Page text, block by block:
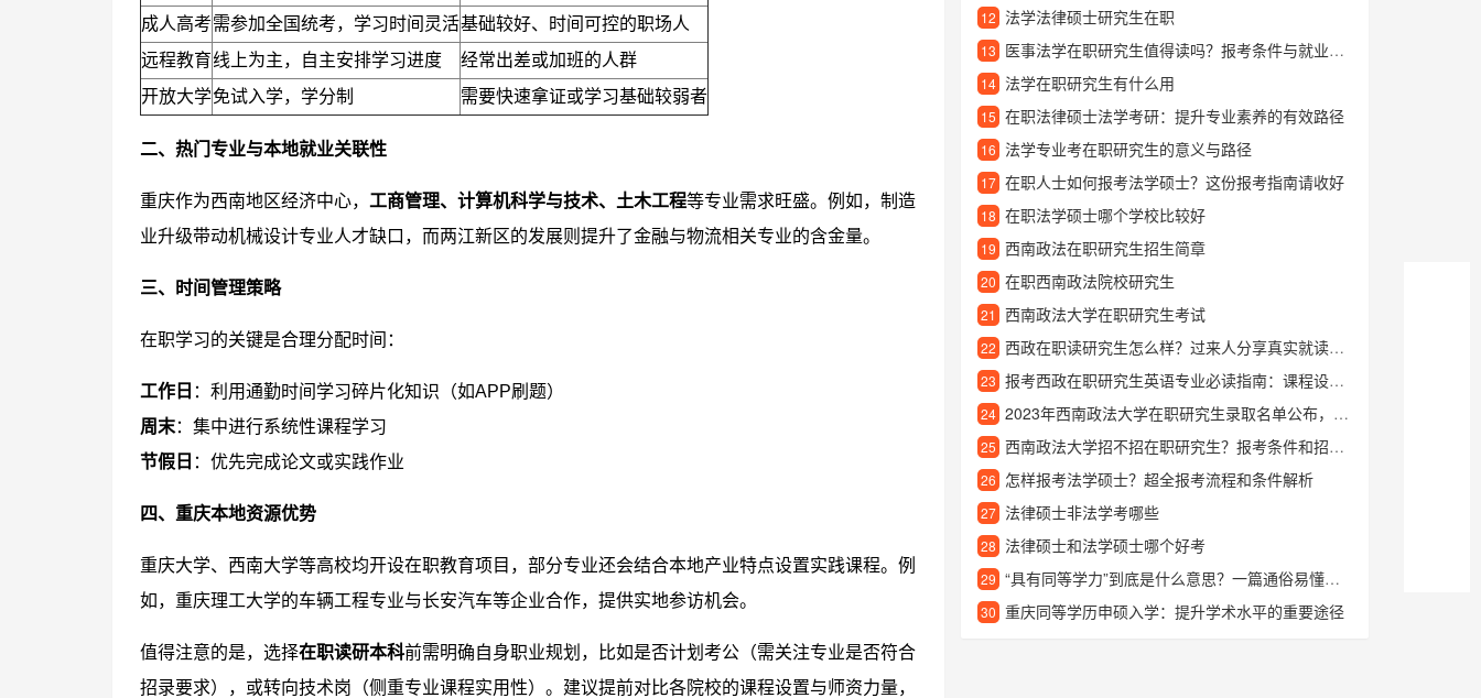
成人高考需参加全国统考，学习时间灵活基础较好、时间可控的职场人
远程教育线上为主，自主安排学习进度
经常出差或加班的人群
开放大学免试入学，学分制 需要快速拿证或学习基础较弱者
二、热门专业与本地就业关联性
重庆作为西南地区经济中心， 工商管理、计算机科学与技术、土木工程等专业需求旺盛。例如，制造
业升级带动机械设计专业人才缺口，而两江新区的发展则提升了金融与物流相关专业的含金量。
三、时间管理策略
在职学习的关键是合理分配时间：
工作日 ：利用通勤时间学习碎片化知识（如APP刷题）
周末：集中进行系统性课程学习
节假日 ：优先完成论文或实践作业
四、重庆本地资源优势
重庆大学、西南大学等高校均开设在职教育项目，部分专业还会结合本地产业特点设置实践课程。例
如，重庆理工大学的车辆工程专业与长安汽车等企业合作，提供实地参访机会。
值得注意的是，选择在职读研本科前需明确自身职业规划，比如是否计划考公（需关注专业是否符合
招录要求），或转向技术岗（侧重专业课程实用性）。建议提前对比各院校的课程设置与师资力量，
12 法学法律硕士研究生在职
13 医事法学在职研究生值得读吗？报考条件与就业方向深度解析
14 法学在职研究生有什么用
15 在职法律硕士法学考研：提升专业素养的有效路径
16 法学专业考在职研究生的意义与路径
17 在职人士如何报考法学硕士？这份报考指南请收好
18 在职法学硕士哪个学校比较好
19 西南政法在职研究生招生简章
20 在职西南政法院校研究生
21 西南政法大学在职研究生考试
22 西政在职读研究生怎么样？过来人分享真实就读体验
23 报考西政在职研究生英语专业必读指南：课程设置与学习优势解析
24 2023年西南政法大学在职研究生录取名单公布，看看有没有你认识的同学上榜
25 西南政法大学招不招在职研究生？报考条件和招生专业有哪些
26 怎样报考法学硕士？超全报考流程和条件解析
27 法律硕士非法学考哪些
28 法律硕士和法学硕士哪个好考
29 “具有同等学力”到底是什么意思？一篇通俗易懂的详细解读
30 重庆同等学历申硕入学：提升学术水平的重要途径